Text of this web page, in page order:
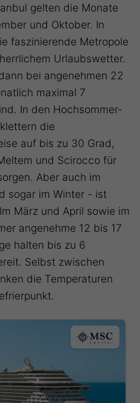
gelten die Monate
und Oktober. In
faszinierende Metropole
Urlaubswetter.
bei angenehmen 22
maximal 7
In den Hochsommer-
die
auf bis zu 30 Grad,
und Scirocco für
Aber auch im
sogar im Winter - ist
März und April sowie im
angenehme 12 bis 17
halten bis zu 6
Selbst zwischen
die Temperaturen